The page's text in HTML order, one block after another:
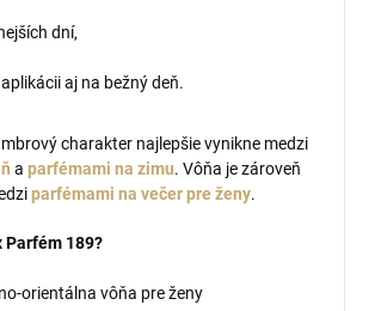
dní,
aj na bežný deň.
charakter najlepšie vynikne medzi
a parfémami na zimu. Vôňa je zároveň
parfémami na večer pre ženy.
Parfém 189?
orientálna vôňa pre ženy